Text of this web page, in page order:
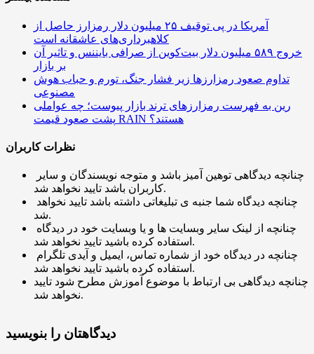
آمریکا در پی توقیف ۲۵ میلیون دلار رمزارز حاصل از
کلاهبرداری‌های عاشقانه است
خروج ۵۸۹ میلیون دلار بیت‌کوین از صرافی بایننس و تاثیر آن
بر بازار
تداوم صعود رمزارزها زیر فشار جنگ، تورم و حباب هوش
مصنوعی
رین به فهرست رمزارزهای ترند بازار پیوست؛ چه عواملی
پشت صعود قیمت RAIN هستند؟
نظرات کاربران
کاربران باشد تایید نخواهد شد.
شد.
استفاده کرده باشید تایید نخواهد شد.
استفاده کرده باشید تایید نخواهد شد.
چنانچه دیدگاهی بی ارتباط با موضوع آموزش مطرح شود تایید
نخواهد شد.
دیدگاهتان را بنویسید